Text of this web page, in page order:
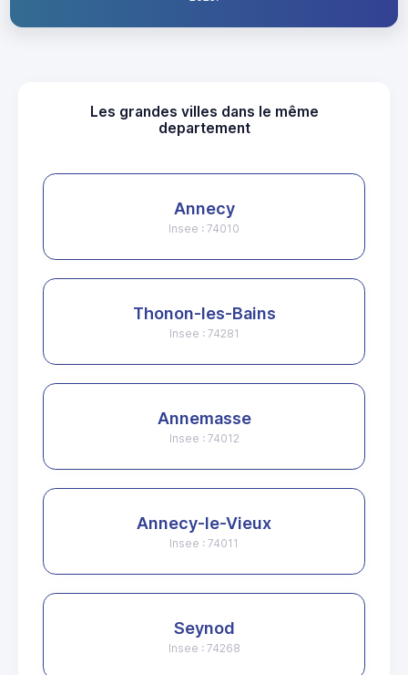
Les grandes villes dans le même
departement
Annecy
Insee : 74010
Thonon-les-Bains
Insee : 74281
Annemasse
Insee : 74012
Annecy-le-Vieux
Insee : 74011
Seynod
Insee : 74268